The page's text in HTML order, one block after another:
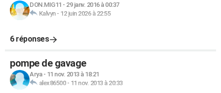
DON.MIG11 - 29 janv. 2016 à 00:37
Kalvyn- 12 juin 2026 à 22:55
6 réponses
pompe de gavage
Arya- 11 nov. 2013 à 18:21
alex86500- 11 nov. 2013 à 20:33